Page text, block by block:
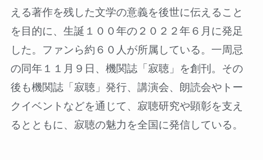
える著作を残した文学の意義を後世に伝えること
を目的に、生誕１００年の２０２２年６月に発足
した。ファンら約６０人が所属している。一周忌
の同年１１月９日、機関誌「寂聴」を創刊。その
後も機関誌「寂聴」発行、講演会、朗読会やトー
クイベントなどを通じて、寂聴研究や顕彰を支え
るとともに、寂聴の魅力を全国に発信している。